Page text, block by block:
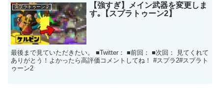
スプラトゥーン２
【強すぎ】メイン武器を変更しま
す｡【スプラトゥーン2】
最後まで見ていただきたい。 ■Twitter： ■前回： ■次回： 見てくれて
ありがとう！よかったら高評価コメントしてね！ #スプラ2#スプラト
ゥーン2